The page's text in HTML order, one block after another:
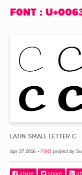
F0NT :
LATIN SMALL LETTER C
Apr 27 2016 • F0NTproject by